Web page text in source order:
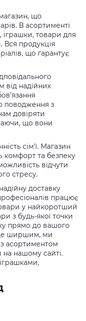
що
В асортименті
іграшки, товари для
Вся продукція
що гарантує
від надійних
поводження з
довіряти
що вони
сім’ї. Магазин
комфорт та безпеку
відчути
стресу.
доставку
працює
у найкоротший
з будь-якої точки
прямо до вашого
ширшим, ми
асортиментом
на нашому сайті.